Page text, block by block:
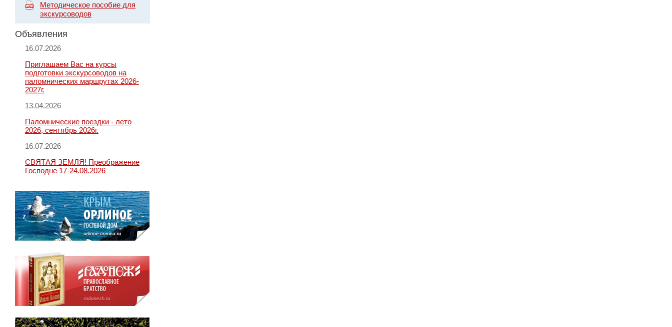
Методическое пособие для
экскурсоводов
Объявления
16.07.2026
Приглашаем Вас на курсы
подготовки экскурсоводов на
паломнических маршрутах 2026-
2027г.
13.04.2026
Паломнические поездки - лето
2026, сентябрь 2026г.
16.07.2026
СВЯТАЯ ЗЕМЛЯ! Преображение
Господне 17-24.08.2026